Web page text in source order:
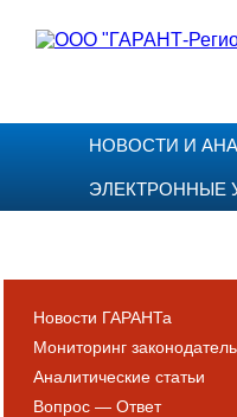
НОВОСТИ И
ЭЛЕКТРОННЫЕ
Новости ГАРАНТа
Мониторинг
Аналитические статьи
Вопрос — Ответ